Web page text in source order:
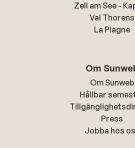
Zell am See -
Val Thorens
La Plagne
Om
Om Sunweb
Hållbar
Press
Jobba hos